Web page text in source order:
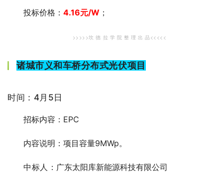
投标价格： 4.16元/W ；
>>>>>坎 德 拉 学 院 整 理 出 品<<<<<
诸城市义和车桥分布式光伏项目
时间：4月5日
招标内容：EPC
内容说明：项目容量9MWp。
中标人 ：广东太阳库新能源科技有限公司